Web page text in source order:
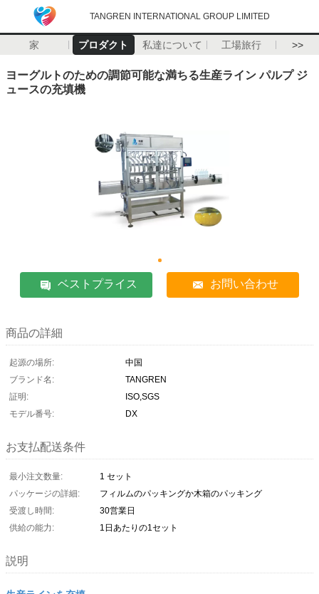
TANGREN INTERNATIONAL GROUP LIMITED
家 プロダクト 私達について 工場旅行 >>
ヨーグルトのための調節可能な満ちる生産ライン パルプ ジ
ュースの充填機
ベストプライス お問い合わせ
商品の詳細
起源の場所:
中国
ブランド名:
TANGREN
証明:
ISO,SGS
モデル番号:
DX
お支払配送条件
最小注文数量:
1 セット
パッケージの詳細:
フィルムのパッキングか木箱のパッキング
受渡し時間:
30営業日
供給の能力:
1日あたりの1セット
説明